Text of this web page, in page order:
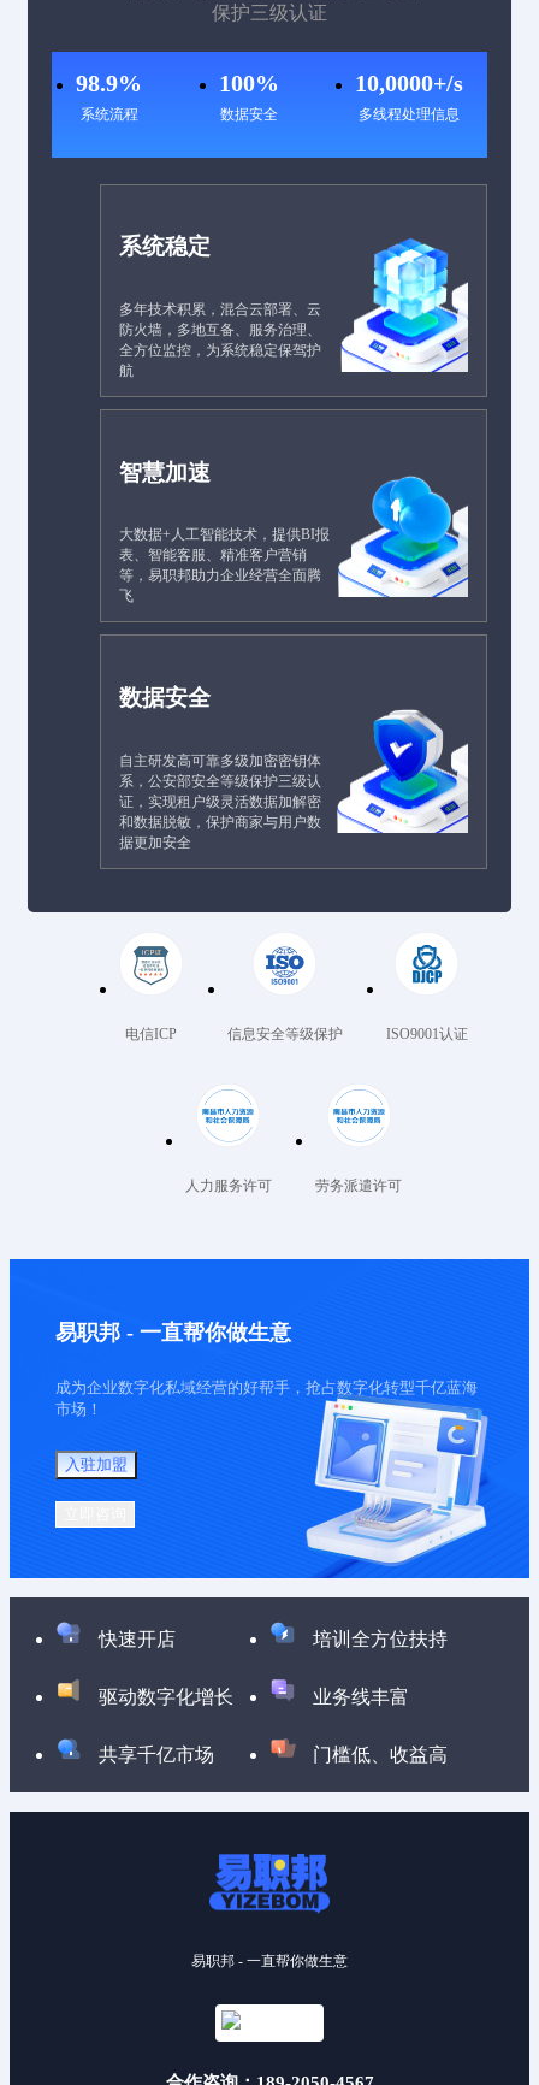
保护三级认证
98.9%
系统流程
100%
数据安全
10,0000+/s
多线程处理信息
系统稳定
多年技术积累，混合云部署、云
防火墙，多地互备、服务治理、
全方位监控，为系统稳定保驾护
航
智慧加速
大数据+人工智能技术，提供BI报
表、智能客服、精准客户营销
等，易职邦助力企业经营全面腾
飞
数据安全
自主研发高可靠多级加密密钥体
系，公安部安全等级保护三级认
证，实现租户级灵活数据加解密
和数据脱敏，保护商家与用户数
据更加安全
电信ICP 信息安全等级保护 ISO9001认证
人力服务许可 劳务派遣许可
易职邦 - 一直帮你做生意
成为企业数字化私域经营的好帮手，抢占数字化转型千亿蓝海
市场！
入驻加盟
快速开店 培训全方位扶持
驱动数字化增长 业务线丰富
共享千亿市场 门槛低、收益高
易职邦 - 一直帮你做生意